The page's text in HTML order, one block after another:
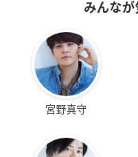
みんな
宮野真守